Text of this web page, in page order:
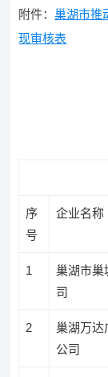
附件：巢湖市推
现审核表
序
号
企业名称
1
巢湖市巢
司
2
巢湖万达
公司